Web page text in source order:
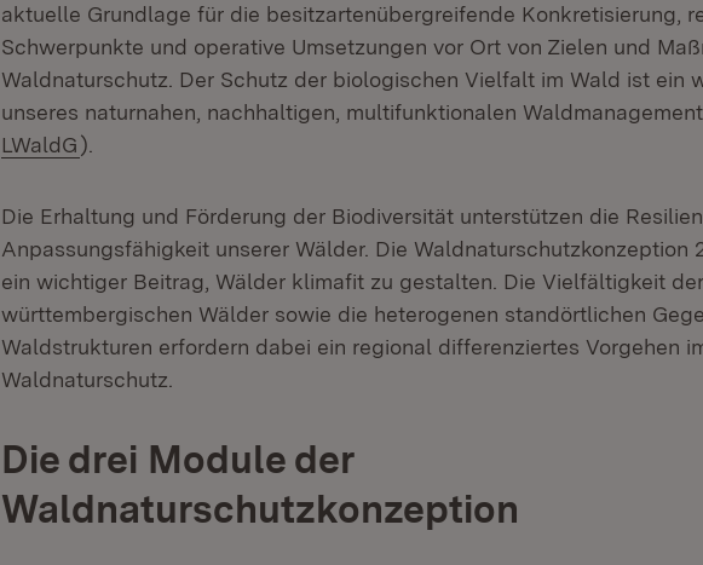
aktuelle Grundlage für die besitzartenübergreifende Konkretisierung,
Schwerpunkte und operative Umsetzungen vor Ort von Zielen und
Waldnaturschutz. Der Schutz der biologischen Vielfalt im Wald ist ein
unseres naturnahen, nachhaltigen, multifunktionalen
LWaldG(Öffnet in neuem Fenster)
).
Die Erhaltung und Förderung der Biodiversität unterstützen die
Anpassungsfähigkeit unserer Wälder. Die Waldnaturschutzkonzeption
ein wichtiger Beitrag, Wälder klimafit zu gestalten. Die Vielfältigkeit
württembergischen Wälder sowie die heterogenen standörtlichen
Waldstrukturen erfordern dabei ein regional differenziertes Vorgehen
Waldnaturschutz.
Die drei Module der
Waldnaturschutzkonzeption